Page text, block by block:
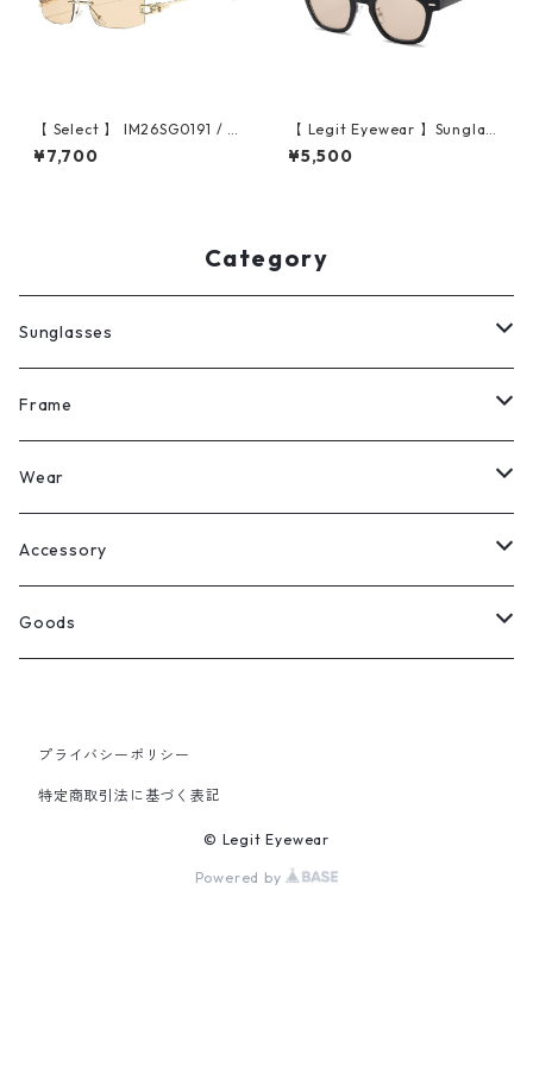
【 Select 】 IM26SG0191 / R
ectangle Rimless Sunglasse
s(Gold/Champagne)
¥7,700
【 Legit Eyewear 】Sunglas
ses Heizei (Black/Sand)
¥5,500
Category
Sunglasses
All
Legit Eyewear
Select
Frame
ボストン
ウェリントン
スクエア
ラウンド
Wear
All
Tee
Sewat
Accessory
Ring
Silver
Bracelet
Goods
Cap
プライバシーポリシー
特定商取引法に基づく表記
© Legit Eyewear
Powered by